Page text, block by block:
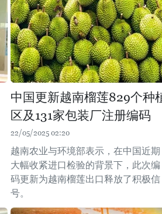
中国更新越南榴莲829个种
区及131家包装厂注册编码
22/05/2025 02:20
越南农业与环境部表示，在中国近期
大幅收紧进口检验的背景下，此次编
码更新为越南榴莲出口释放了积极信
号。